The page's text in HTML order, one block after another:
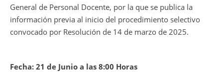
General de Personal Docente, por la que se publica la
información previa al inicio del procedimiento selectivo
convocado por Resolución de 14 de marzo de 2025.
Fecha: 21 de Junio a las 8:00 Horas